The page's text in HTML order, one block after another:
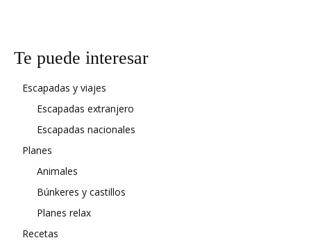
Te puede interesar
Escapadas y viajes
Escapadas extranjero
Escapadas nacionales
Planes
Animales
Búnkeres y castillos
Planes relax
Recetas